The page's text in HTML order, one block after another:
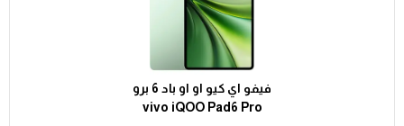
فيفو اي كيو او او باد 6 برو
vivo iQOO Pad6 Pro